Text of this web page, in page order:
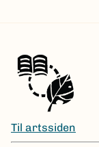
Til artssiden